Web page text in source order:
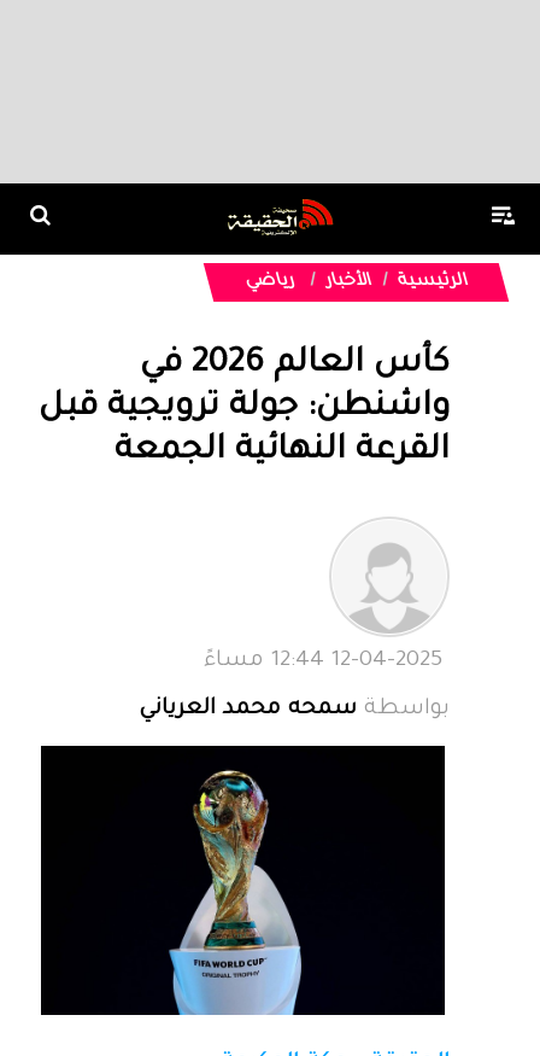
الرئيسية الأخبار رياضي
كأس العالم 2026 في
واشنطن: جولة ترويجية قبل
القرعة النهائية الجمعة
بواسطة سمحه محمد العرياني